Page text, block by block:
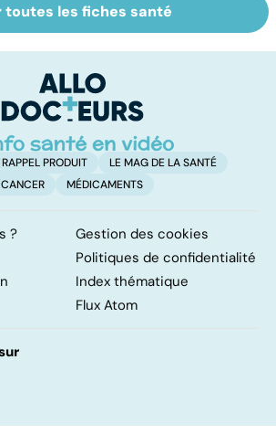
le
Staphylocoque
doré : une
surveillance
toutes les fiches santé
RAPPEL PRODUIT
LE MAG DE LA SANTÉ
CANCER
MÉDICAMENTS
?
Gestion des cookies
Politiques de confidentialité
Index thématique
Flux Atom